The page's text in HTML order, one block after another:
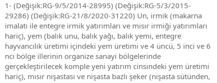
1- (Değişik:RG-9/5/2014-28995) (Değişik:RG-5/3/2015-
29286) (Değişik:RG-21/8/2020-31220) Un, irmik (makarna
imalatı ile entegre irmik yatırımları ve mısır irmiği yatırımları
hariç), yem (balık unu, balık yağı, balık yemi, entegre
hayvancılık üretimi içindeki yem üretimi ve 4 üncü, 5 inci ve 6
ncı bölge illerinin organize sanayi bölgelerinde
gerçekleştirilecek komple yeni yatırım cinsindeki yem üretimi
hariç), mısır nişastası ve nişasta bazlı şeker (nişasta sütünden,